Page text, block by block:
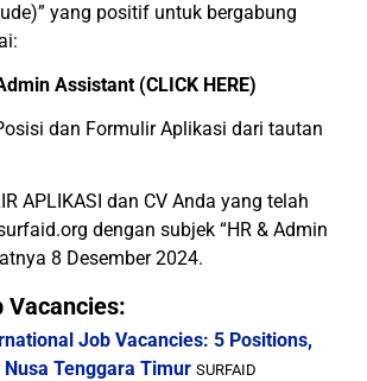
yang positif untuk bergabung
Assistant (CLICK HERE)
dan Formulir Aplikasi dari tautan
APLIKASI dan CV Anda yang telah
dengan subjek “HR & Admin
8 Desember 2024.
Vacancies:
Job Vacancies: 5 Positions,
Nusa Tenggara Timur SURFAID